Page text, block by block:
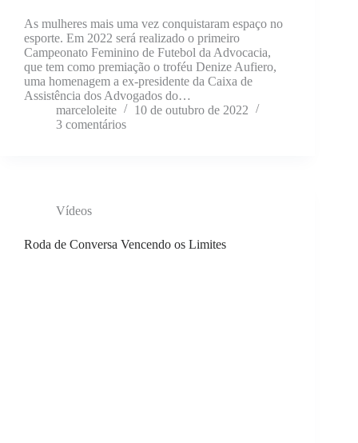
As mulheres mais uma vez conquistaram espaço no
esporte. Em 2022 será realizado o primeiro
Campeonato Feminino de Futebol da Advocacia,
que tem como premiação o troféu Denize Aufiero,
uma homenagem a ex-presidente da Caixa de
Assistência dos Advogados do…
marceloleite
10 de outubro de 2022
3 comentários
Vídeos
Roda de Conversa Vencendo os Limites